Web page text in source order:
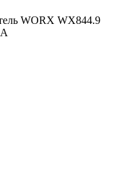
WORX WX844.9